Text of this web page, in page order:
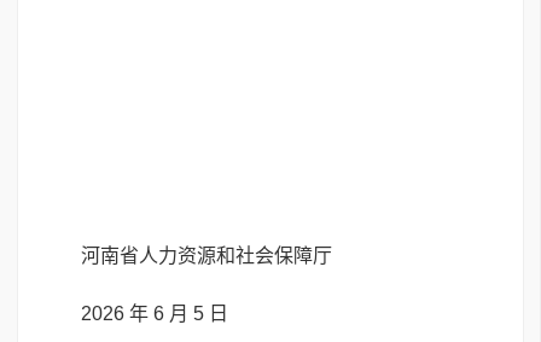
河南省人力资源和社会保障厅
2026 年 6 月 5 日